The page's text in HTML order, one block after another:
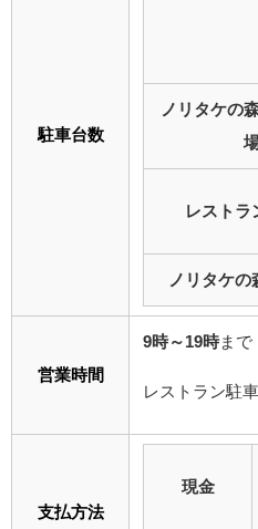
駐車台数
ノリタケの
レストラ
ノリタケの
営業時間
9時～19時まで
レストラン駐車
支払方法
現金